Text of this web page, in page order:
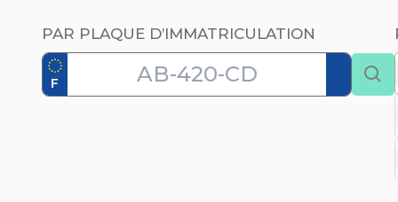
PAR PLAQUE D’IMMATRICULATION
F